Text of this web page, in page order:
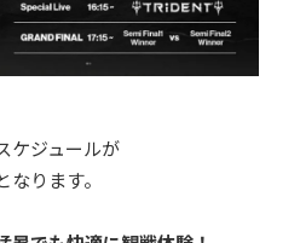
ケジュールが
ります。